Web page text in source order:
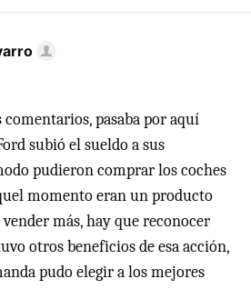
pasaba por aquí
subió el sueldo a sus
pudieron comprar los coches
momento eran un producto
más, hay que reconocer
otros beneficios de esa acción,
pudo elegir a los mejores